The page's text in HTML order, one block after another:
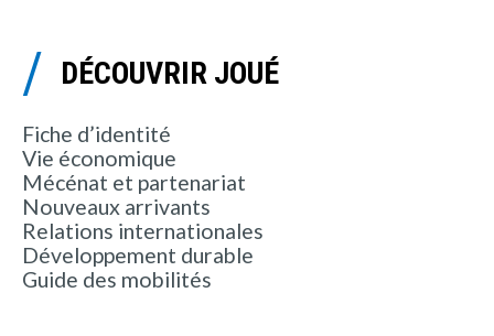
DÉCOUVRIR JOUÉ
Fiche d’identité
Vie économique
Mécénat et partenariat
Nouveaux arrivants
Relations internationales
Développement durable
Guide des mobilités